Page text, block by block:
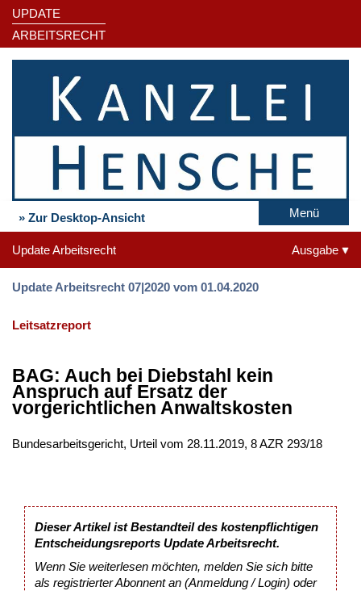
UPDATE
ARBEITSRECHT
» Zur Desktop-Ansicht Menü
Update Arbeitsrecht Ausgabe
Update Arbeitsrecht 07|2020 vom 01.04.2020
Leitsatzreport
BAG: Auch bei Diebstahl kein
Anspruch auf Ersatz der
vorgerichtlichen Anwaltskosten
Bundesarbeitsgericht, Urteil vom 28.11.2019, 8 AZR 293/18
Dieser Artikel ist Bestandteil des kostenpflichtigen
Entscheidungsreports Update Arbeitsrecht.
Wenn Sie weiterlesen möchten, melden Sie sich bitte
als registrierter Abonnent an (Anmeldung / Login) oder